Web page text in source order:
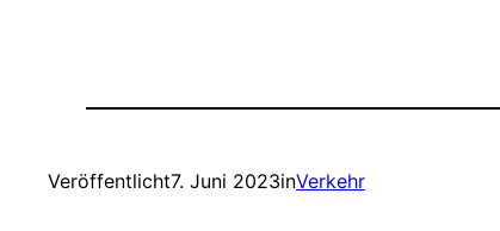
Veröffentlicht7. Juni 2023inVerkehr